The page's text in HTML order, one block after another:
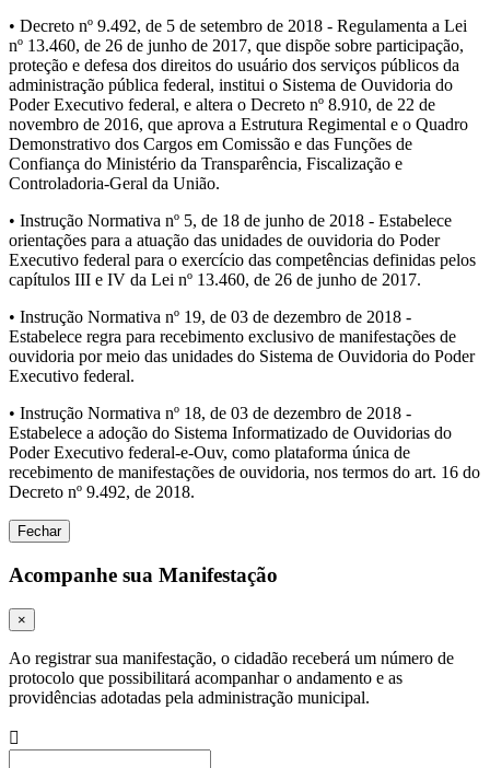
• Decreto nº 9.492, de 5 de setembro de 2018 - Regulamenta a Lei
nº 13.460, de 26 de junho de 2017, que dispõe sobre participação,
proteção e defesa dos direitos do usuário dos serviços públicos da
administração pública federal, institui o Sistema de Ouvidoria do
Poder Executivo federal, e altera o Decreto nº 8.910, de 22 de
novembro de 2016, que aprova a Estrutura Regimental e o Quadro
Demonstrativo dos Cargos em Comissão e das Funções de
Confiança do Ministério da Transparência, Fiscalização e
Controladoria-Geral da União.
• Instrução Normativa nº 5, de 18 de junho de 2018 - Estabelece
orientações para a atuação das unidades de ouvidoria do Poder
Executivo federal para o exercício das competências definidas pelos
capítulos III e IV da Lei nº 13.460, de 26 de junho de 2017.
• Instrução Normativa nº 19, de 03 de dezembro de 2018 -
Estabelece regra para recebimento exclusivo de manifestações de
ouvidoria por meio das unidades do Sistema de Ouvidoria do Poder
Executivo federal.
• Instrução Normativa nº 18, de 03 de dezembro de 2018 -
Estabelece a adoção do Sistema Informatizado de Ouvidorias do
Poder Executivo federal-e-Ouv, como plataforma única de
recebimento de manifestações de ouvidoria, nos termos do art. 16 do
Decreto nº 9.492, de 2018.
Fechar
Acompanhe sua Manifestação
×
Ao registrar sua manifestação, o cidadão receberá um número de
protocolo que possibilitará acompanhar o andamento e as
providências adotadas pela administração municipal.